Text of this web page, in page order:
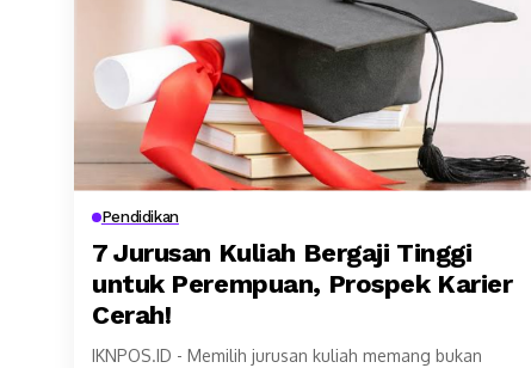
Pendidikan
7 Jurusan Kuliah Bergaji Tinggi
untuk Perempuan, Prospek Karier
Cerah!
IKNPOS.ID - Memilih jurusan kuliah memang bukan